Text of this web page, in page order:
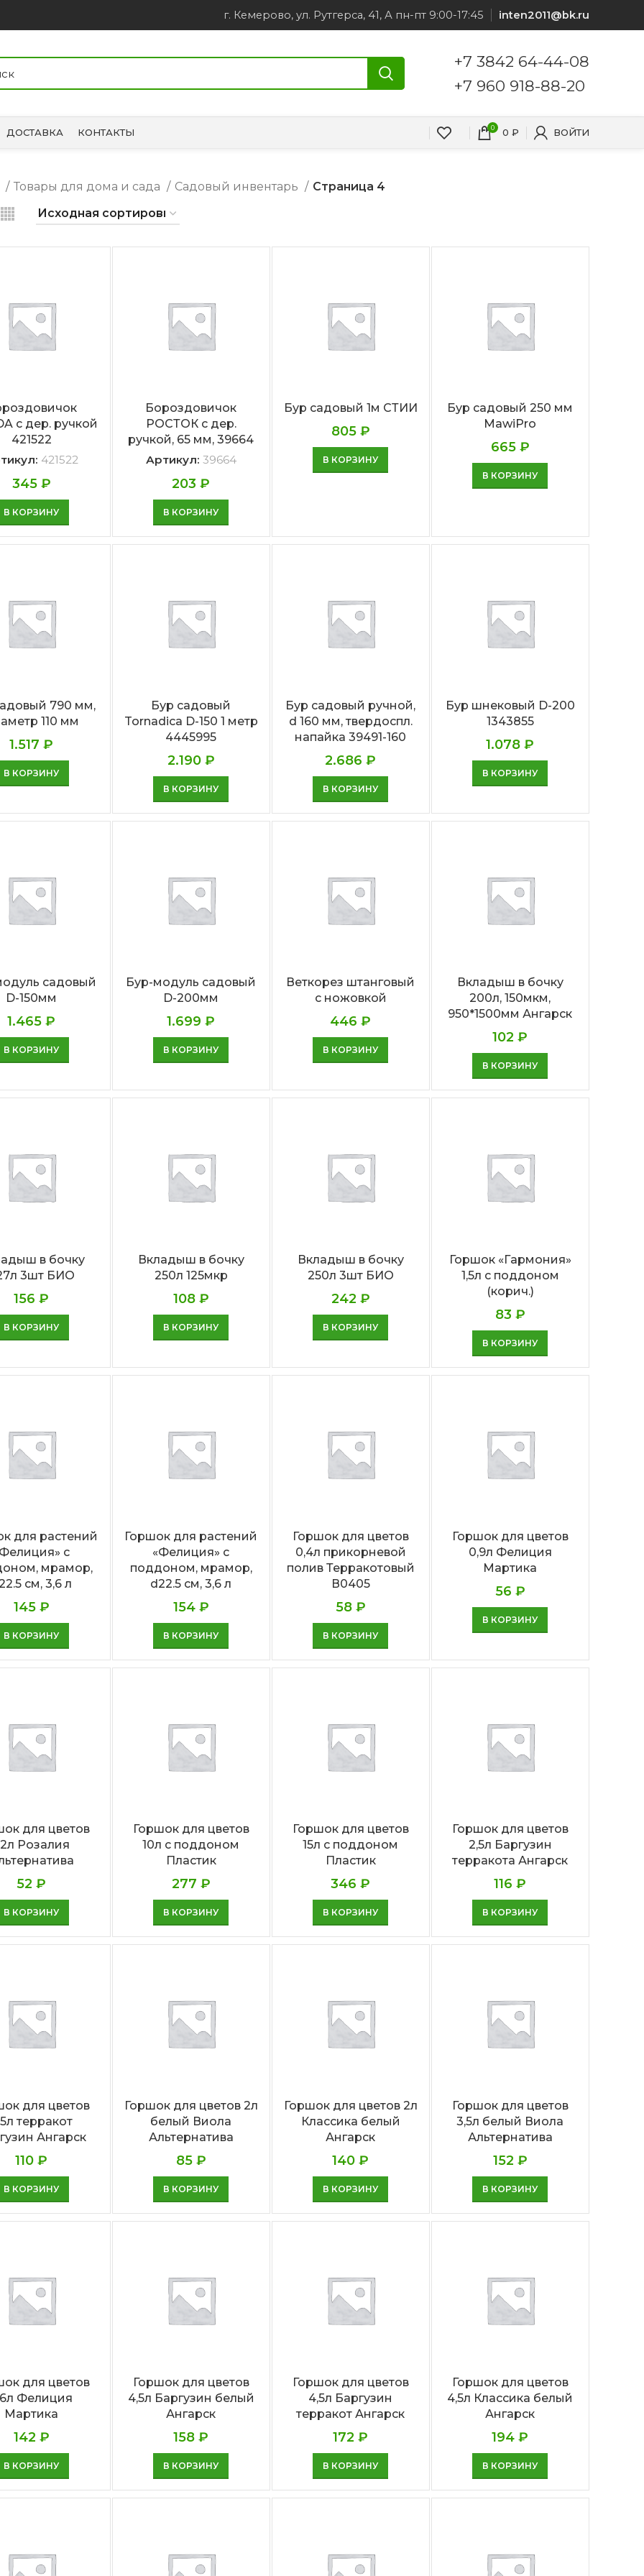
г. Кемерово, ул. Рутгерса, 41, А пн-пт 9:00-17:45 inten2011@bk.ru
+7 3842 64-44-08
+7 960 918-88-20
ДОСТАВКА КОНТАКТЫ 0 0 ₽ ВОЙТИ
Товары для дома и сада Садовый инвентарь Страница 4
с дер. ручкой
421522
421522
345 ₽
В КОРЗИНУ
Бороздовичок
РОСТОК с дер.
ручкой, 65 мм, 39664
Артикул: 39664
203₽
В КОРЗИНУ
Бур садовый 1м СТИИ
805 ₽
В КОРЗИНУ
Бур садовый 250 мм
MawiPro
665 ₽
В КОРЗИНУ
790 мм,
110 мм
1.517₽
В КОРЗИНУ
Бур садовый
Tornadica D-150 1 метр
4445995
2.190 ₽
В КОРЗИНУ
Бур садовый ручной,
d 160 мм, твердоспл.
напайка 39491-160
2.686₽
В КОРЗИНУ
Бур шнековый D-200
1343855
1.078₽
В КОРЗИНУ
садовый
D-150мм
1.465₽
В КОРЗИНУ
Бур-модуль садовый
D-200мм
1.699₽
В КОРЗИНУ
Веткорез штанговый
с ножовкой
446₽
В КОРЗИНУ
Вкладыш в бочку
200л, 150мкм,
950*1500мм Ангарск
102₽
В КОРЗИНУ
в бочку
3шт БИО
156₽
В КОРЗИНУ
Вкладыш в бочку
250л 125мкр
108 ₽
В КОРЗИНУ
Вкладыш в бочку
250л 3шт БИО
242 ₽
В КОРЗИНУ
Горшок «Гармония»
1,5л с поддоном
(корич.)
83 ₽
В КОРЗИНУ
для растений
с
мрамор,
см, 3,6 л
145 ₽
В КОРЗИНУ
Горшок для растений
«Фелиция» с
поддоном, мрамор,
d22.5 см, 3,6 л
154 ₽
В КОРЗИНУ
Горшок для цветов
0,4л прикорневой
полив Терракотовый
В0405
58 ₽
В КОРЗИНУ
Горшок для цветов
0,9л Фелиция
Мартика
56 ₽
В КОРЗИНУ
для цветов
Розалия
52₽
В КОРЗИНУ
Горшок для цветов
10л с поддоном
Пластик
277 ₽
В КОРЗИНУ
Горшок для цветов
15л с поддоном
Пластик
346₽
В КОРЗИНУ
Горшок для цветов
2,5л Баргузин
терракота Ангарск
116₽
В КОРЗИНУ
для цветов
терракот
Ангарск
110₽
В КОРЗИНУ
Горшок для цветов 2л
белый Виола
Альтернатива
85 ₽
В КОРЗИНУ
Горшок для цветов 2л
Классика белый
Ангарск
140₽
В КОРЗИНУ
Горшок для цветов
3,5л белый Виола
Альтернатива
152 ₽
В КОРЗИНУ
для цветов
Фелиция
Мартика
142 ₽
В КОРЗИНУ
Горшок для цветов
4,5л Баргузин белый
Ангарск
158₽
В КОРЗИНУ
Горшок для цветов
4,5л Баргузин
терракот Ангарск
172₽
В КОРЗИНУ
Горшок для цветов
4,5л Классика белый
Ангарск
194₽
В КОРЗИНУ